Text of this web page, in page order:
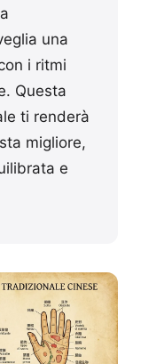
una
i ritmi
Questa
ti renderà
migliore,
e